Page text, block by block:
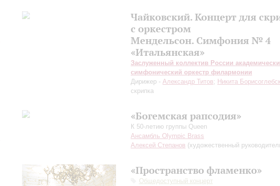
Чайковский. Концерт для
с оркестром
Мендельсон. Симфония № 4
«Итальянская»
Заслуженный коллектив России
симфонический оркестр филармонии
Дирижер - Александр Титов; Никита
скрипка
«Богемская рапсодия»
К 50-летию группы Queen
Ансамбль Olympic Brass
Алексей Степанов (художественный
«Пространство фламенко»
Общедоступный концерт